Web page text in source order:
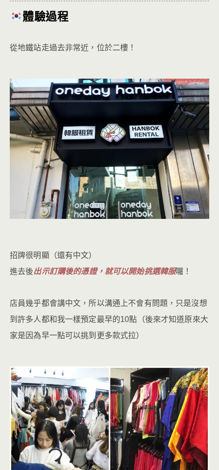
體驗過程
從地鐵站走過去非常近，位於二樓！
招牌很明顯（還有中文）
進去後出示訂購後的憑證，就可以開始挑選韓服囉！
店員幾乎都會講中文，所以溝通上不會有問題，只是沒想
到許多人都和我一樣預定最早的10點（後來才知道原來大
家是因為早一點可以挑到更多款式拉）